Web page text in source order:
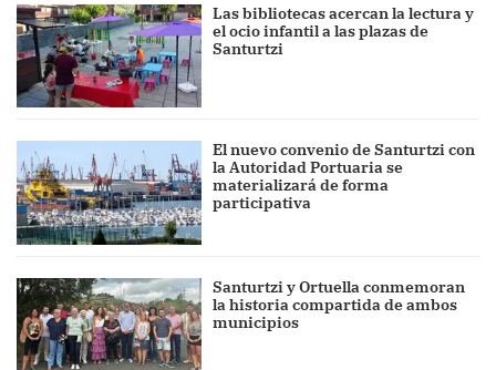
Las bibliotecas acercan la lectura y
el ocio infantil a las plazas de
Santurtzi
El nuevo convenio de Santurtzi con
la Autoridad Portuaria se
materializará de forma
participativa
Santurtzi y Ortuella conmemoran
la historia compartida de ambos
municipios